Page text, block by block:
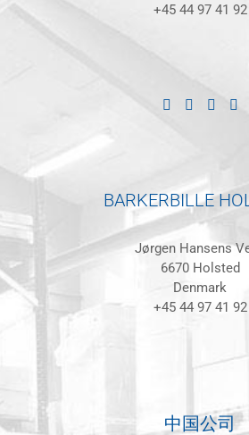
+45 44 97 41 92
BARKERBILLE
Jørgen Hansens
6670 Holsted
Denmark
+45 44 97 41 92
中国公司